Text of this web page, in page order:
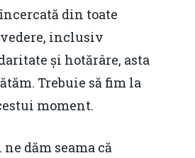
din toate
inclusiv
și hotărâre, asta
Trebuie să fim la
moment.
dăm seama că